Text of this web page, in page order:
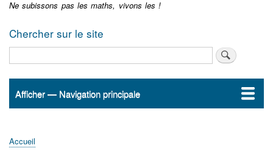
Ne subissons pas les maths, vivons les !
Chercher sur le site
Navigation
Afficher — Navigation principale
Accueil
ActualitésMATh.en.JEANS ?
Régions et Ateliers
Créer, gérer un atelier
Sujets/Publications
Congrès
Accueil